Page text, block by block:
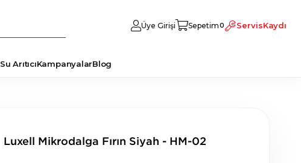
Üye Girişi Sepetim0 ServisKaydı
Su ArıtıcıKampanyalarBlog
Luxell Mikrodalga Fırın Siyah - HM-02